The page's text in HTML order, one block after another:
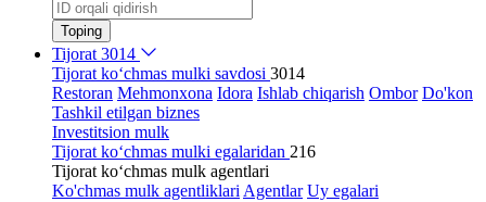
Toping
Tijorat 3014
Tijorat ko‘chmas mulki savdosi 3014
Restoran Mehmonxona Idora Ishlab chiqarish Ombor Do'kon
Tashkil etilgan biznes
Investitsion mulk
Tijorat ko‘chmas mulki egalaridan 216
Tijorat ko‘chmas mulk agentlari
Ko'chmas mulk agentliklari Agentlar Uy egalari